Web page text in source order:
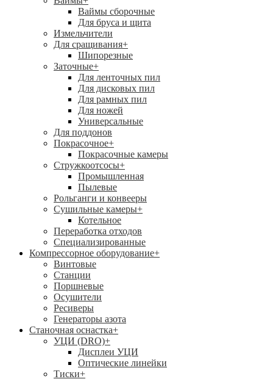
Ваймы сборочные
Для бруса и щита
Измельчители
Для сращивания+
Шипорезные
Заточные+
Для ленточных пил
Для дисковых пил
Для рамных пил
Для ножей
Универсальные
Для поддонов
Покрасочное+
Покрасочные камеры
Стружкоотсосы+
Промышленная
Пылевые
Рольганги и конвееры
Сушильные камеры+
Котельное
Переработка отходов
Специализированные
Компрессорное оборудование+
Винтовые
Станции
Поршневые
Осушители
Ресиверы
Генераторы азота
Станочная оснастка+
УЦИ (DRO)+
Дисплеи УЦИ
Оптические линейки
Тиски+